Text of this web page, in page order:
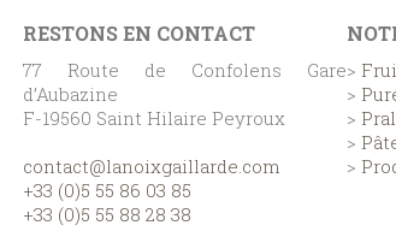
RESTONS EN CONTACT
77 Route de Confolens Gare
d’Aubazine
F-19560 Saint Hilaire Peyroux
contact@lanoixgaillarde.com
+33 (0)5 55 86 03 85
+33 (0)5 55 88 28 38
>
>
>
>
>